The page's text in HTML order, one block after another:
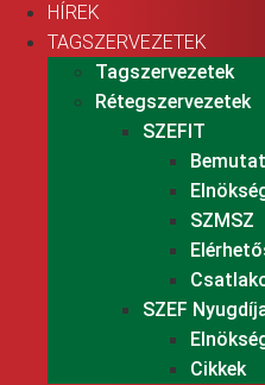
HÍREK
TAGSZERVEZETEK
Tagszervezetek
Rétegszervezetek
SZEFIT
SZMSZ
SZEF
Cikkek